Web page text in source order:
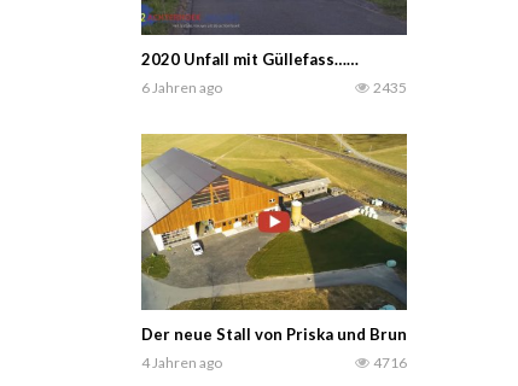
2020 Unfall mit Güllefass……
6 Jahren ago 2435
Der neue Stall von Priska und Bruno Felder in
4 Jahren ago 4716